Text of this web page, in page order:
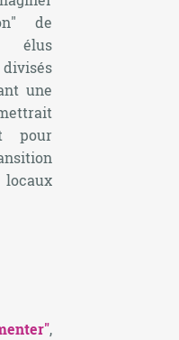
de
élus
une
pour
locaux
,